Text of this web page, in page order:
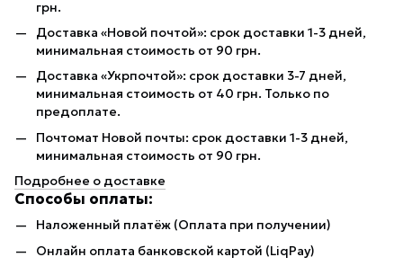
грн.
Доставка «Новой почтой»: срок доставки 1-3 дней,
минимальная стоимость от 90 грн.
Доставка «Укрпочтой»: срок доставки 3-7 дней,
минимальная стоимость от 40 грн. Только по
предоплате.
Почтомат Новой почты: срок доставки 1-3 дней,
минимальная стоимость от 90 грн.
Подробнее о доставке
Способы оплаты:
Наложенный платёж (Оплата при получении)
Онлайн оплата банковской картой (LiqPay)